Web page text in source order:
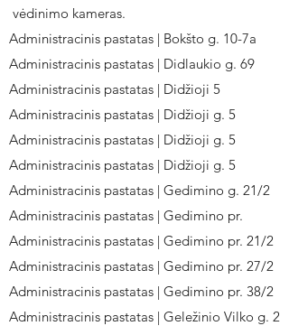
vėdinimo kameras.
Administracinis pastatas | Bokšto g. 10-7a
Administracinis pastatas | Didlaukio g. 69
Administracinis pastatas | Didžioji 5
Administracinis pastatas | Didžioji g. 5
Administracinis pastatas | Didžioji g. 5
Administracinis pastatas | Didžioji g. 5
Administracinis pastatas | Gedimino g. 21/2
Administracinis pastatas | Gedimino pr.
Administracinis pastatas | Gedimino pr. 21/2
Administracinis pastatas | Gedimino pr. 27/2
Administracinis pastatas | Gedimino pr. 38/2
Administracinis pastatas | Geležinio Vilko g. 2